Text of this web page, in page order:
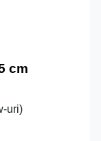
cm
uri)